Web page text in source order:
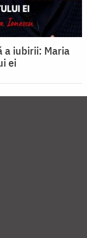
a iubirii: Maria
ei